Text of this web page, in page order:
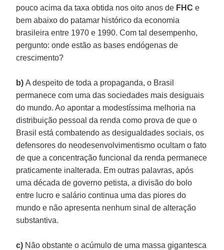
pouco acima da taxa obtida nos oito anos de FHCe
bem abaixo do patamar histórico da economia
brasileira entre 1970 e 1990. Com tal desempenho,
pergunto: onde estão as bases endógenas de
crescimento?
b)A despeito de toda a propaganda, o Brasil
permanece com uma das sociedades mais desiguais
do mundo. Ao apontar a modestíssima melhoria na
distribuição pessoal da renda como prova de que o
Brasil está combatendo as desigualdades sociais, os
defensores do neodesenvolvimentismo ocultam o fato
de que a concentração funcional da renda permanece
praticamente inalterada. Em outras palavras, após
uma década de governo petista, a divisão do bolo
entre lucro e salário continua uma das piores do
mundo e não apresenta nenhum sinal de alteração
substantiva.
c) Não obstante o acúmulo de uma massa gigantesca